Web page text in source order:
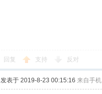
回复 支持 反对
发表于 2019-8-23 00:15:16 来自手机